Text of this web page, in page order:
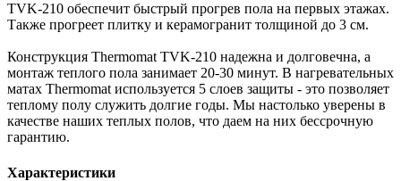
TVK-210 обеспечит быстрый прогрев пола на первых этажах.
Также прогреет плитку и керамогранит толщиной до 3 см.
Конструкция Thermomat TVK-210 надежна и долговечна, а
монтаж теплого пола занимает 20-30 минут. В нагревательных
матах Thermomat используется 5 слоев защиты - это позволяет
теплому полу служить долгие годы. Мы настолько уверены в
качестве наших теплых полов, что даем на них бессрочную
гарантию.
Характеристики